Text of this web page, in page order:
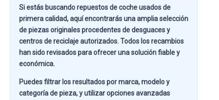
Si estás buscandorepuestos de coche usados de
primera calidad, aquí encontrarás una amplia selección
de piezas originales procedentes de desguaces y
centros de reciclaje autorizados. Todos los recambios
han sido revisados para ofrecer una solución fiable y
económica.
Puedes filtrar los resultados pormarca, modelo y
categoría de pieza, y utilizar opciones avanzadas